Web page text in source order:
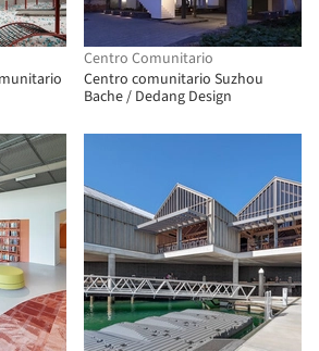
Centro Comunitario
Centro comunitario Suzhou
Bache / Dedang Design